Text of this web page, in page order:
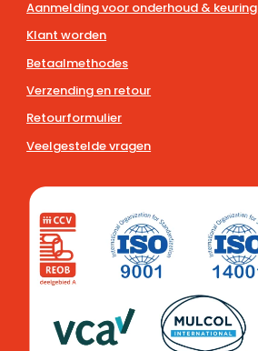
Aanmelding voor onderhoud & keuring
Klant worden
Betaalmethodes
Verzending en retour
Retourformulier
Veelgestelde vragen